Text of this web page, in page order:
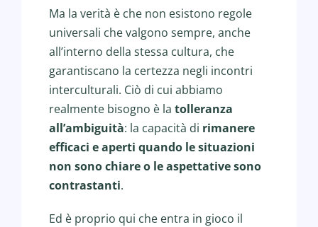
Ma la verità è che non esistono regole
universali che valgono sempre, anche
all’interno della stessa cultura, che
garantiscano la certezza negli incontri
interculturali. Ciò di cui abbiamo
realmente bisogno è la tolleranza
all’ambiguità: la capacità di rimanere
efficaci e aperti quando le situazioni
non sono chiare o le aspettative sono
contrastanti.
Ed è proprio qui che entra in gioco il